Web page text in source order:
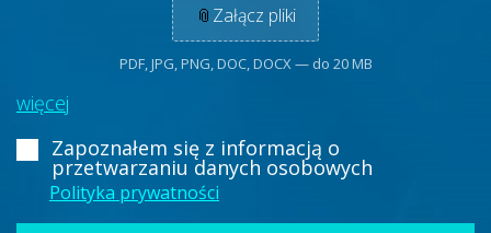
📎 Załącz pliki
PDF, JPG, PNG, DOC, DOCX — do 20 MB
więcej
Zapoznałem się z informacją o
przetwarzaniu danych osobowych
Polityka prywatności